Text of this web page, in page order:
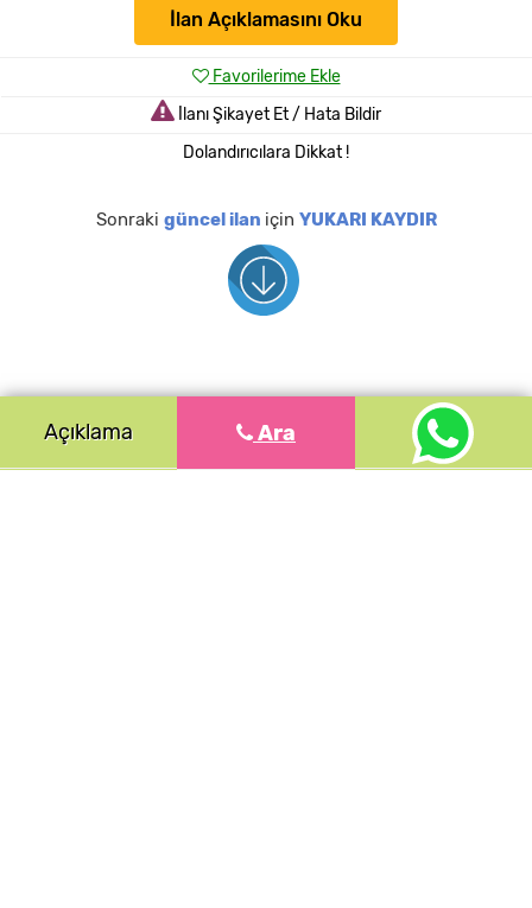
İlan Açıklamasını Oku
Favorilerime Ekle
İlanı Şikayet Et / Hata Bildir
Dolandırıcılara Dikkat !
Açıklama Ara
Sonraki güncel ilan için YUKARI KAYDIR